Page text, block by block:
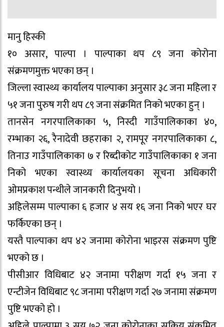
मानु हिस्की
१० असार, पाल्पा । पाल्पाका थप ८९ जना कोरोना
संक्रमणमुक्त भएका छन् ।
जिल्ला स्वास्थ्य कार्यालय पाल्पाका अनुसार ३८ जना महिला र
५१ जना पुरुष गरी थप ८९ जना संक्रमित निको भएका हुन् ।
तानसेन नगरपालिकाका ५, निस्दी गाउँपालिकाका ४०,
रम्भाका २६, रैनादेवी छहराका २, रामपूर नगरपालिकाका ८,
तिनाउ गाउँपालिकाका ७ र रिब्दीकोट गाउँपालिकाका १ जना
निको भएका स्वास्थ्य कार्यालयका सूचना अधिकारी
ओमप्रकाश पन्थीले जानकारी दिनुभयो ।
अहिलेसम्म पाल्पाका ६ हजार ४ सय १६ जना निको भएर घर
फर्किएका छन् ।
यस्तै पाल्पाका थप ४२ जनामा कोरोना भाइरस संक्रमण पुष्टि
भएको छ ।
पीसीआर विधिबाट ४२ जनामा परीक्षण गर्दा १५ जना र
एन्टीजेन विधिबाट ९८ जनामा परीक्षण गर्दा २७ जनामा संक्रमण
पुष्टि भएको हो ।